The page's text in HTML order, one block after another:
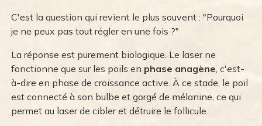
C'est la question qui revient le plus souvent : "Pourquoi
je ne peux pas tout régler en une fois ?"
La réponse est purement biologique. Le laser ne
fonctionne que sur les poils en phase anagène, c'est-
à-dire en phase de croissance active. À ce stade, le poil
est connecté à son bulbe et gorgé de mélanine, ce qui
permet au laser de cibler et détruire le follicule.